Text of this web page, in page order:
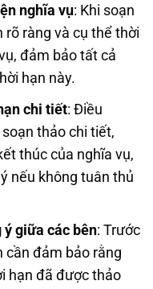
nghĩa vụ: Khi soạn
rõ ràng và cụ thể thời
đảm bảo tất cả
hạn này.
chi tiết: Điều
thảo chi tiết,
thúc của nghĩa vụ,
nếu không tuân thủ
ý giữa các bên: Trước
cần đảm bảo rằng
hạn đã được thảo